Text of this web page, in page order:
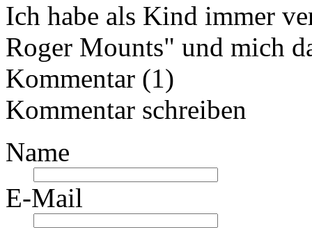
Ich habe als Kind immer
Roger Mounts" und mich
Kommentar (1)
Kommentar schreiben
Name
E-Mail